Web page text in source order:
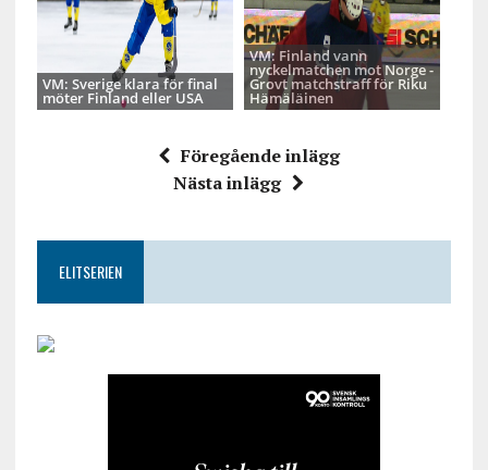
VM: Sverige klara för final
möter Finland eller USA
VM: Finland vann
nyckelmatchen mot Norge -
Grovt matchstraff för Riku
Hämäläinen
Föregående inlägg
Nästa inlägg
ELITSERIEN